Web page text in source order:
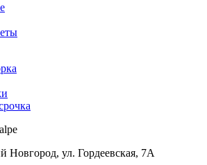
Новгород, ул. Гордеевская, 7А